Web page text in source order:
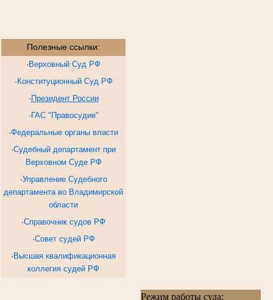
Полезные ссылки:
· Верховный Суд РФ
· Конституционный Суд РФ
· Президент России
· ГАС "Правосудие"
·Федеральные органы власти
·Судебный департамент при
Верховном Суде РФ
·Управление Судебного
департамента во Владимирской
области
·Справочник судов РФ
·Совет судей РФ
· Высшая квалификационная
коллегия судей РФ
Режим работы суда: